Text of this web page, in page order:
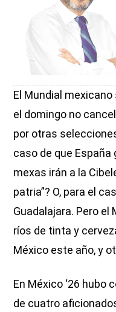
El Mundial
el domingo no
por otras
caso de que España
mexas irán a la
patria”? O, para el
Guadalajara. Pero el
ríos de tinta y
México este año, y
En México ‘26 hubo
de cuatro